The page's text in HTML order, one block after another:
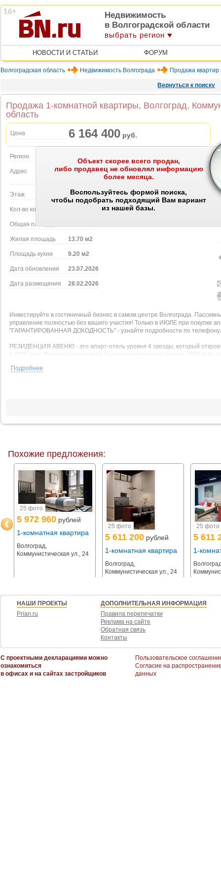
Недвижимость
в Волгоградской области
выбрать регион
НОВОСТИ И СТАТЬИ ФОРУМ
Волгоградская область Недвижимость Волгограда Продажа квартир
Вернуться к поиску
Объект скорее всего продан,
либо продавец не обновлял информацию
более месяца.
Воспользуйтесь формой поиска,
чтобы подобрать подходящий Вам вариант
из нашей базы.
Продажа 1-комнатной квартиры, Волгоград,
область
Цена 6 164 400 руб.
Регион
Адрес
Волгоград, Коммунистическая ул., 24
Объект на карте
Этаж 4 этаж в 5-этажном доме
Кол-во комнат
Общая площадь
Жилая площадь 13.70 м2
Площадь кухни 9.20 м2
Дата обновления 23.07.2026
Дата размещения 28.02.2026
Инвестируйте в гостиничный бизнес в самом центре Волгограда.
управление полностью без вашего участия! Только в ИЮЛЕ при покупке
"ГАРАНТИРОВАННАЯ ДОХОДНОСТЬ" - узнайте подробности по телефону.
РЕЗИДЕНЦИЯ АВЕНЮ - это апарт-отель уровня 4 звезды, который
в 2026 году. Проект создается на базе существующего здания 2001 года
ПРОГНОЗ ДОХОДНОСТИ 10-14% годовых - это МИНИМУМ в 2 раза
минутная ШАГОВАЯ доступность от Ж/Д, авто- и речного вокзалов и
УСЛОВИЯ СДЕЛКИ ПРЯМО СЕЙЧАС:
+ 100% оплата (цена в объявлении)
+ Рассрочка с первым взносом от 30%.
+ Остаток по рассрочке - равными долями до сентября 2026 года
+ Еще сомневаетесь? Только в июле - даем ГАРАНТ в 8% в год на первые
Для ОПТОВЫХ ПОКУПАТЕЛЕЙ - индивидуальные скидки и условия.
ПАРАМЕТРЫ ЭТОГО ЛОТА (№404) :
- Площадь: 26,4 кв. м.
- Тип: 1 спальня с выделенной кухней
- Этаж: 4 из 5
- Тип отделки: Под ключ
Напишите или позвоните нам прямо сейчас! Отправим подробную
Подробнее
Похожие предложения:
25 фото
5 972 960 рублей
1-комнатная квартира
Волгоград,
Коммунистическая ул., 24
25 фото
5 611 200 рублей
1-комнатная квартира
Волгоград,
Коммунистическая ул., 24
25 фото
5 611
1-
НАШИ ПРОЕКТЫ
Prian.ru
ДОПОЛНИТЕЛЬНАЯ ИНФОРМАЦИЯ
Правила перепечатки
Реклама на сайте
Обратная связь
Контакты
С проектными декларациями можно
ознакомиться
в офисах и на сайтах застройщиков
Пользовательское
Согласие на
данных